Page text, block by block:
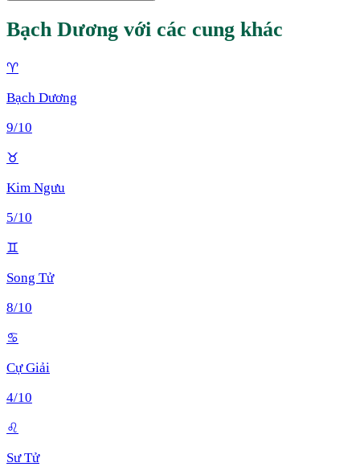
Bạch Dương với các cung khác
♈
Bạch Dương
9/10
♉
Kim Ngưu
5/10
♊
Song Tử
8/10
♋
Cự Giải
4/10
♌
Sư Tử